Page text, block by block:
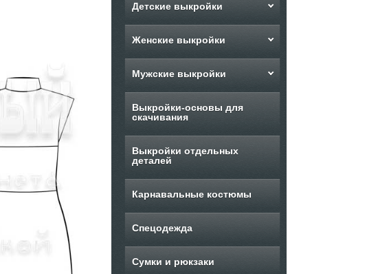
Детские выкройки
Женские выкройки
Мужские выкройки
Выкройки-основы для
скачивания
Выкройки отдельных
деталей
Карнавальные костюмы
Спецодежда
Сумки и рюкзаки